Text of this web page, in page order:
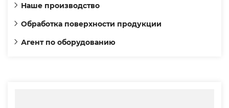
Наше производство
Обработка поверхности продукции
Агент по оборудованию